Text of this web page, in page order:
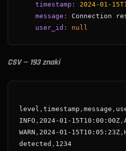
timestamp :
2024-01-
message :
user_id : null
CSV — 193 znaki
level , timestamp , message ,
INFO , 2024-01-15T10:00:00Z,
WARN , 2024-01-15T10:05:23Z,
detected , 1234